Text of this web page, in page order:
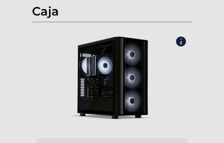
Caja